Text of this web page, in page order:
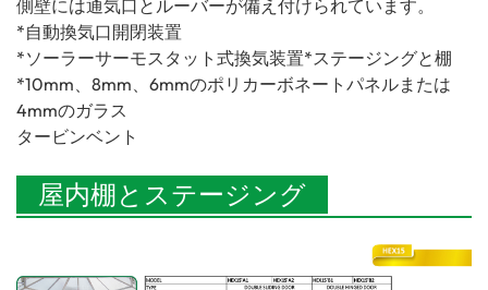
側壁には通気口とルーバーが備え付けられています。
*自動換気口開閉装置
*ソーラーサーモスタット式換気装置*ステージングと棚
*10mm、8mm、6mmのポリカーボネートパネルまたは
4mmのガラス
タービンベント
屋内棚とステージング